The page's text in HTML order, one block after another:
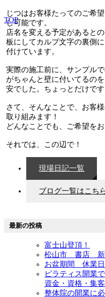
TOP
じつはお客様たってのご希
し可能です。
店名を変える予定があると
板にしてカルプ文字の裏側
付けています。
実際の施工前に、サンプル
がちゃんと壁に付いてるの
安でした。ちょっとだけです
さて、そんなことで、お客
取り組みます！
どんなことでも、ご希望を
それでは、この辺で！
現場日記一覧
ブログ一覧はこち
最新の投稿
富士山登頂！
松山市 書店 新
お盆期間 休業
ピラティス開業
資金・資格・集
整体院の開業に